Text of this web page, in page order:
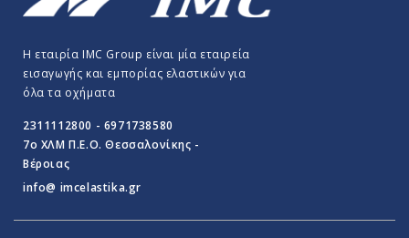
Η εταιρία IMC Group είναι μία εταιρεία
εισαγωγής και εμπορίας ελαστικών για
όλα τα οχήματα
2311112800 - 6971738580
7o ΧΛΜ Π.E.O. Θεσσαλονίκης -
Βέροιας
info@ imcelastika.gr